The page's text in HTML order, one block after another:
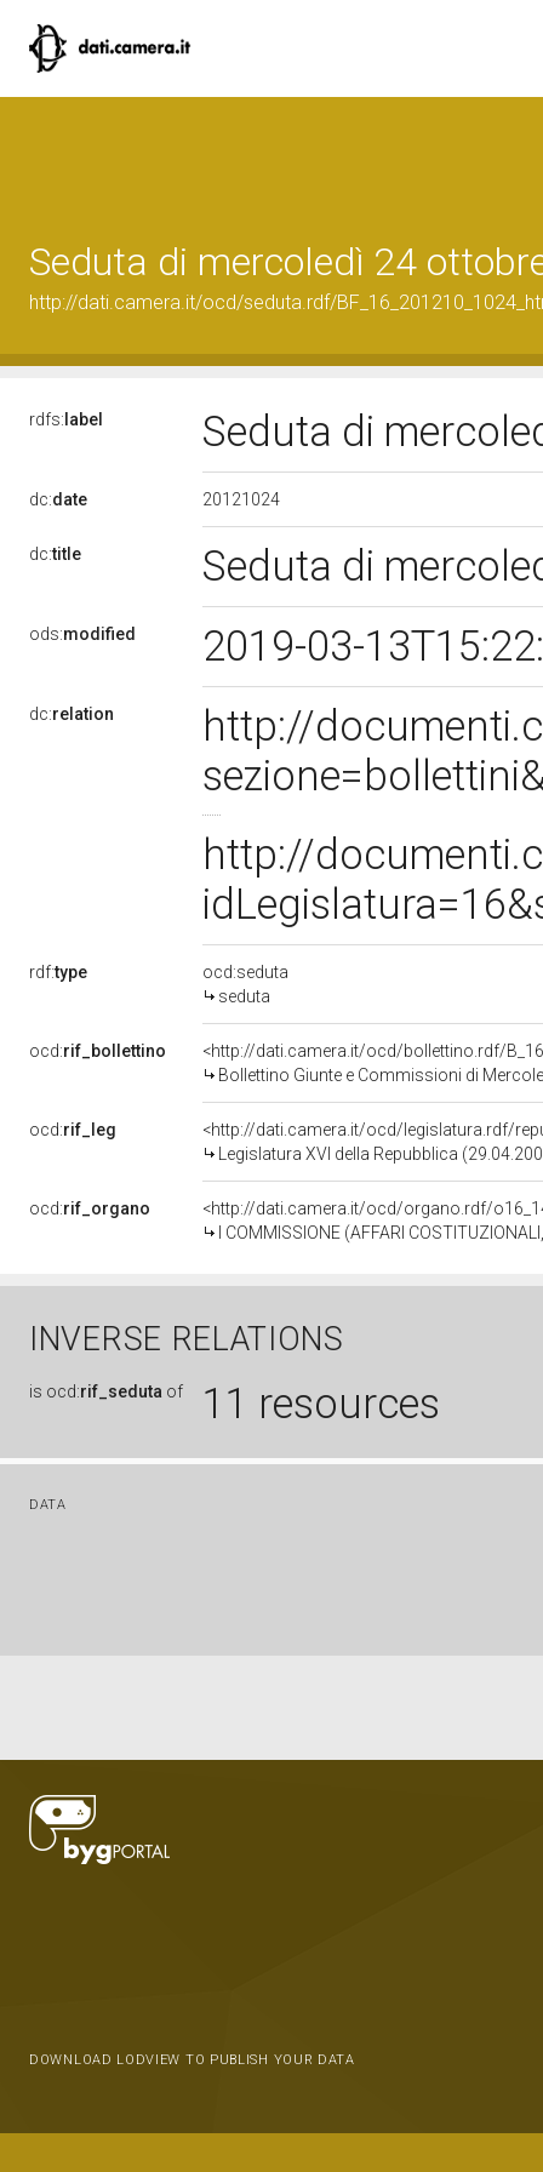
Seduta di mercoledì 24
http://dati.camera.it/ocd/seduta.rdf/
rdfs: label Seduta di
dc:date 20121024
dc:title Seduta di
ods:modified 2019-03-
dc:relation
http://
http://
rdf:type
ocd:seduta
seduta
ocd:rif_bollettino
<http://dati.camera.it/ocd/bollettino.rdf/
Bollettino Giunte e Commissioni di
ocd:rif_leg
<http://dati.camera.it/ocd/legislatura.rdf/
Legislatura XVI della Repubblica
ocd:rif_organo
<http://dati.camera.it/ocd/organo.rdf/
I COMMISSIONE (AFFARI
INVERSE RELATIONS
is ocd:rif_seduta of 11 resources
DATA
DOWNLOAD LODVIEW TO PUBLISH YOUR DATA